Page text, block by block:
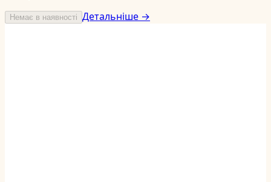
Немає в наявності Детальніше →